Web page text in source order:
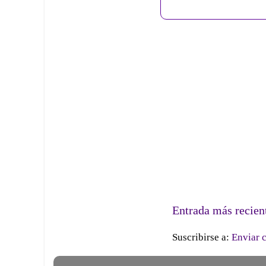
Entrada más
Suscribirse a: Enviar